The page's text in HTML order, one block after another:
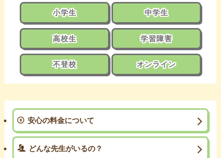
小学生 中学生
高校生 学習障害
不登校 オンライン
安心の料金について
どんな先生がいるの？